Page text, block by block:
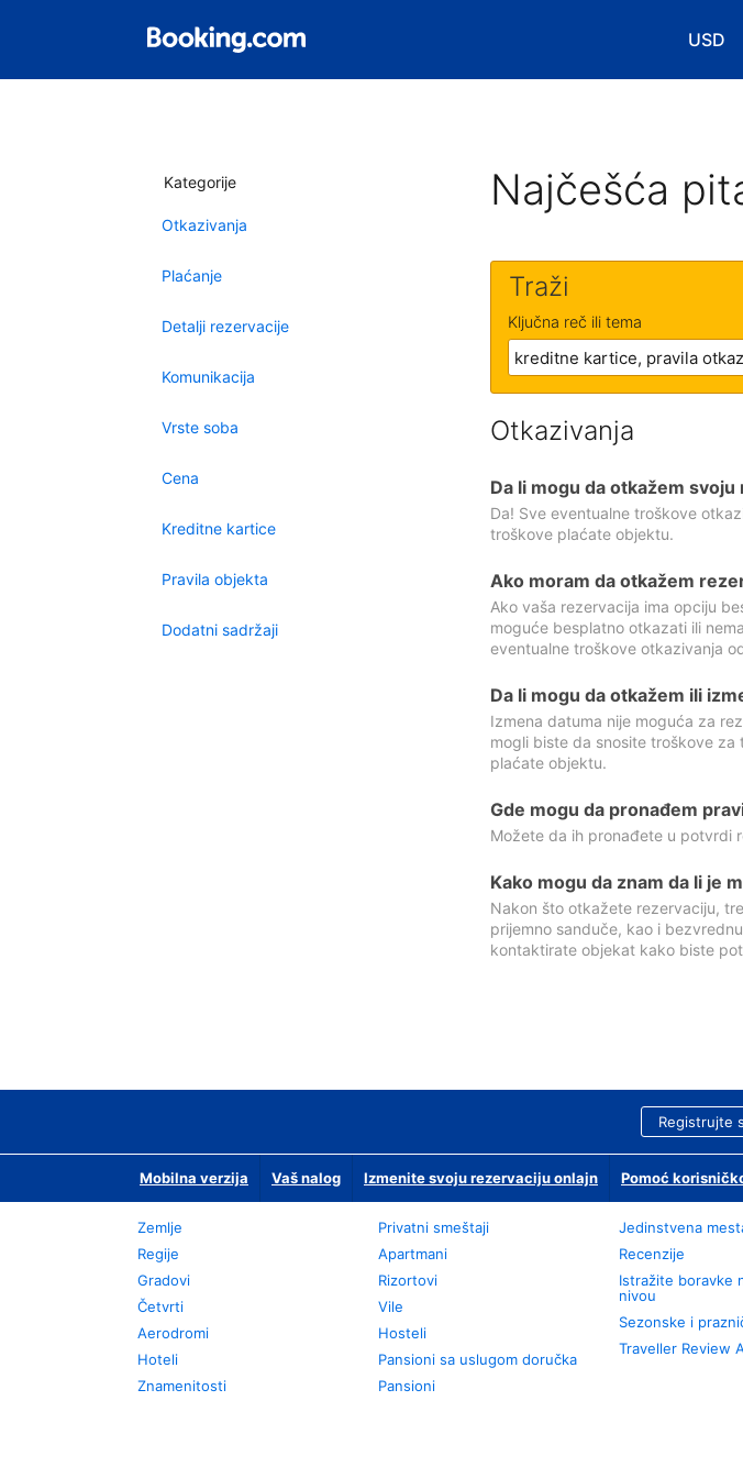
USD
Kategorije
Otkazivanja
Plaćanje
Detalji rezervacije
Komunikacija
Vrste soba
Cena
Kreditne kartice
Pravila objekta
Dodatni sadržaji
Najčešća
Traži
Ključna reč ili tema
Otkazivanja
Da li mogu da otkažem
Da! Sve eventualne troškove
troškove plaćate objektu.
Ako moram da otkažem
Ako vaša rezervacija ima opciju
moguće besplatno otkazati ili
eventualne troškove otkazivanja
Da li mogu da otkažem ili
Izmena datuma nije moguća za
mogli biste da snosite troškove
plaćate objektu.
Gde mogu da pronađem
Možete da ih pronađete u potvrdi
Kako mogu da znam da li je
Nakon što otkažete rezervaciju,
prijemno sanduče, kao i
kontaktirate objekat kako biste
Registrujte
Mobilna verzija Vaš nalog Izmenite svoju rezervaciju onlajn Pomoć
Zemlje
Regije
Gradovi
Četvrti
Aerodromi
Hoteli
Znamenitosti
Privatni smeštaji
Apartmani
Rizortovi
Vile
Hosteli
Pansioni sa uslugom doručka
Pansioni
Jedinstvena
Recenzije
Istražite boravke
nivou
Sezonske i
Traveller Review